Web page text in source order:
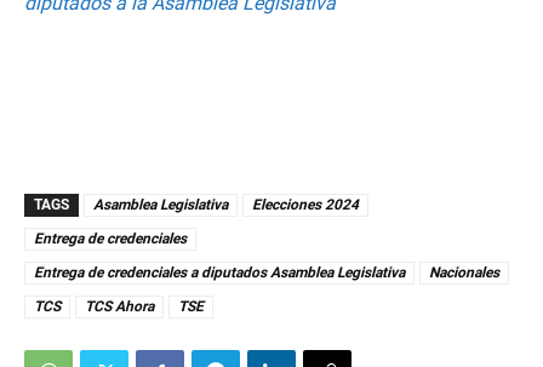
TAGS Asamblea Legislativa
Elecciones 2024
Entrega de credenciales
Entrega de credenciales a diputados Asamblea Legislativa
Nacionales
TCS
TCS Ahora TSE